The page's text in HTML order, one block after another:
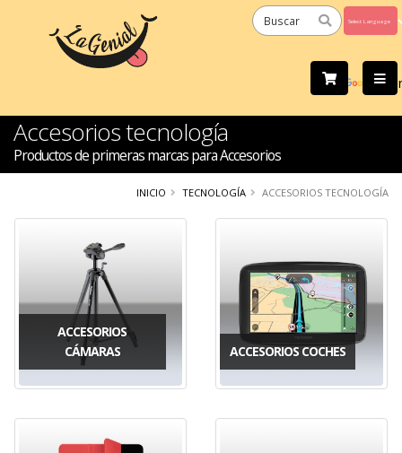
by
Accesorios tecnología
Productos de primeras marcas para Accesorios
INICIO TECNOLOGÍA ACCESORIOS TECNOLOGÍA
ACCESORIOS
CÁMARAS
ACCESORIOS COCHES